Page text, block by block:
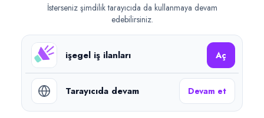
Google Play
©2026işegel.net. Tüm hakları saklıdır.
işegel.net bir ilan yayın platformudur; iş bulma aracılığı veya işe
İsterseniz şimdilik tarayıcıda da kullanmaya devam
edebilirsiniz.
işegel iş ilanları Aç
Tarayıcıda devam Devam et